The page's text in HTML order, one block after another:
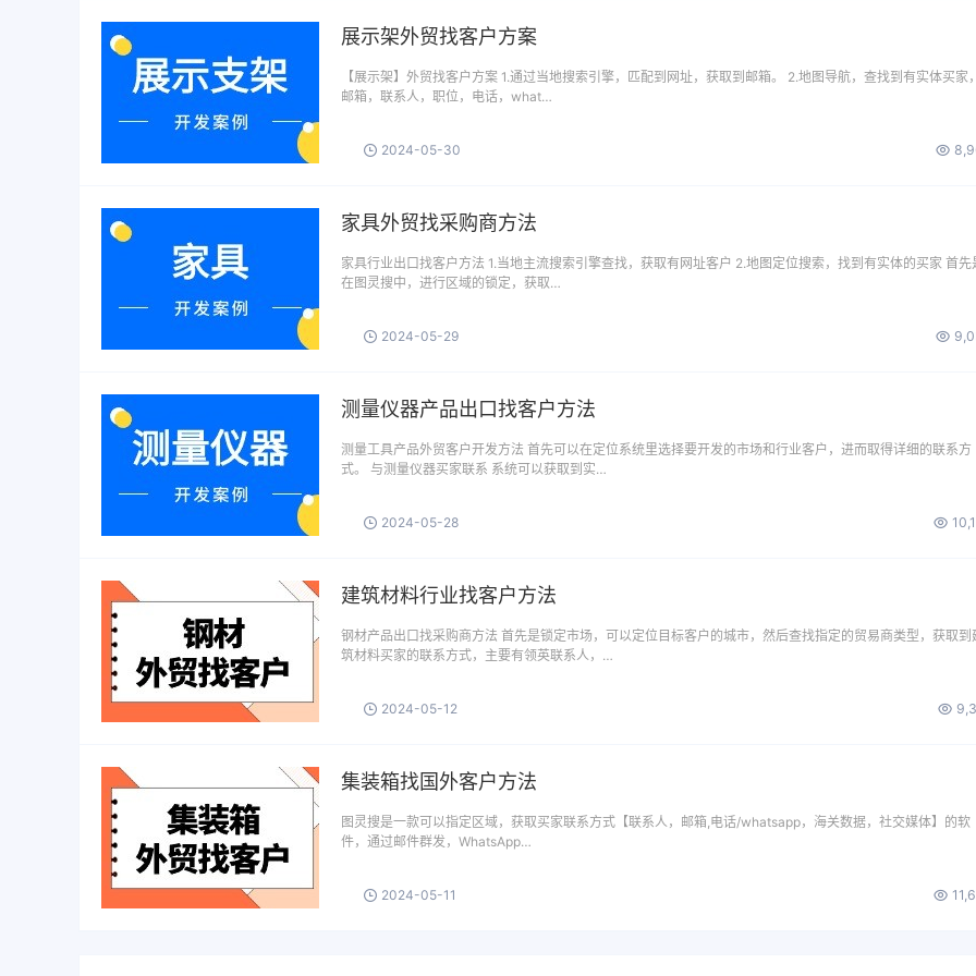
展示架外贸找客户方案
【展示架】外贸找客户方案 1.通过当地搜索引擎，匹配到网址，获取到邮箱。 2.地图导航，查找到有实体买家，
邮箱，联系人，职位，电话，what…
2024-05-30
家具外贸找采购商方法
家具行业出口找客户方法 1.当地主流搜索引擎查找，获取有网址客户 2.地图定位搜索，找到有实体的买家 首先
在图灵搜中，进行区域的锁定，获取…
2024-05-29
测量仪器产品出口找客户方法
测量工具产品外贸客户开发方法 首先可以在定位系统里选择要开发的市场和行业客户，进而取得详细的联系方
式。 与测量仪器买家联系 系统可以获取到实…
2024-05-28
建筑材料行业找客户方法
钢材产品出口找采购商方法 首先是锁定市场，可以定位目标客户的城市，然后查找指定的贸易商类型，获取到
筑材料买家的联系方式，主要有领英联系人，…
2024-05-12
集装箱找国外客户方法
图灵搜是一款可以指定区域，获取买家联系方式【联系人，邮箱,电话/whatsapp，海关数据，社交媒体】的软
件，通过邮件群发，WhatsApp…
2024-05-11